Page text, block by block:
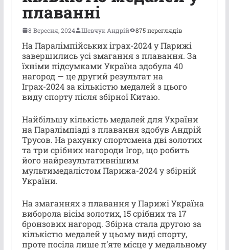
плаванні
8 Вересня, 2024 Шевчук Андрій 875 переглядів
На Паралімпійських іграх-2024 у Парижі
завершились усі змагання з плавання. За
їхніми підсумками Україна здобула 40
нагород — це другий результат на
Іграх-2024 за кількістю медалей з цього
виду спорту після збірної Китаю.
Найбільшу кількість медалей для України
на Паралімпіаді з плавання здобув Андрій
Трусов. На рахунку спортсмена дві золотих
та три срібних нагороди Ігор, що робить
його найрезультативнішим
мультимедалістом Парижа-2024 у збірній
України.
На змаганнях з плавання у Парижі Україна
виборола вісім золотих, 15 срібних та 17
бронзових нагород. Збірна стала другою за
кількістю медалей у цьому виді спорту,
проте посіла лише п’яте місце у медальному